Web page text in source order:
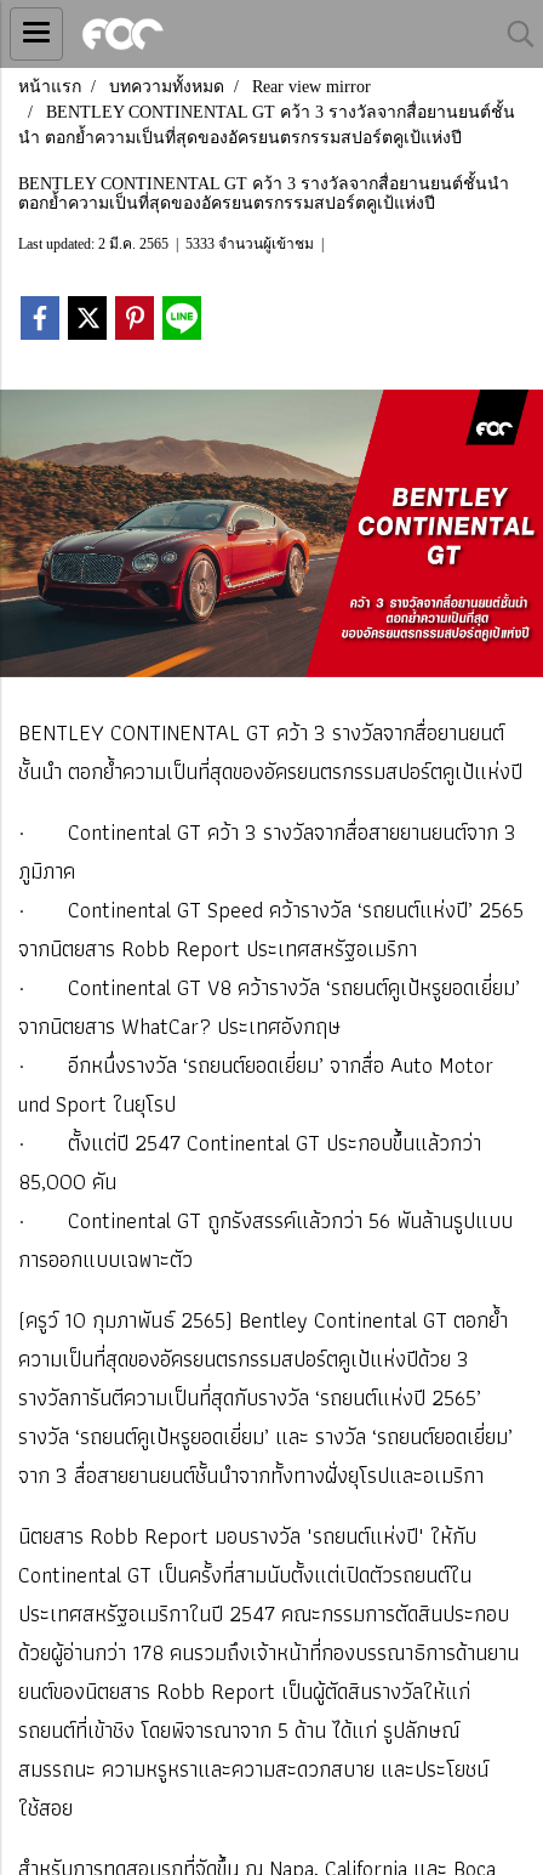
หน้าแรก บทความทั้งหมด
Rear view mirror
BENTLEY CONTINENTAL GT คว้า 3 รางวัลจากสื่อยานยนต์ชั้น
นำ ตอกย้ำความเป็นที่สุดของอัครยนตรกรรมสปอร์ตคูเป้แห่งปี
BENTLEY CONTINENTAL GT คว้า 3 รางวัลจากสื่อยานยนต์ชั้นนำ
ตอกย้ำความเป็นที่สุดของอัครยนตรกรรมสปอร์ตคูเป้แห่งปี
Last updated: 2 มี.ค. 2565 5333 จำนวนผู้เข้าชม
BENTLEY CONTINENTAL GT คว้า 3 รางวัลจากสื่อยานยนต์
ชั้นนำ ตอกย้ำความเป็นที่สุดของอัครยนตรกรรมสปอร์ตคูเป้แห่งปี
· Continental GT คว้า 3 รางวัลจากสื่อสายยานยนต์จาก 3
ภูมิภาค
· Continental GT Speed คว้ารางวัล ‘รถยนต์แห่งปี’ 2565
จากนิตยสาร Robb Report ประเทศสหรัฐอเมริกา
· Continental GT V8 คว้ารางวัล ‘รถยนต์คูเป้หรูยอดเยี่ยม’
จากนิตยสาร WhatCar? ประเทศอังกฤษ
· อีกหนึ่งรางวัล ‘รถยนต์ยอดเยี่ยม’ จากสื่อ Auto Motor
und Sport ในยุโรป
· ตั้งแต่ปี 2547 Continental GT ประกอบขึ้นแล้วกว่า
85,000 คัน
· Continental GT ถูกรังสรรค์แล้วกว่า 56 พันล้านรูปแบบ
การออกแบบเฉพาะตัว
(ครูว์ 10 กุมภาพันธ์ 2565) Bentley Continental GT ตอกย้ำ
ความเป็นที่สุดของอัครยนตรกรรมสปอร์ตคูเป้แห่งปีด้วย 3
รางวัลการันตีความเป็นที่สุดกับรางวัล ‘รถยนต์แห่งปี 2565’
รางวัล ‘รถยนต์คูเป้หรูยอดเยี่ยม’ และ รางวัล ‘รถยนต์ยอดเยี่ยม’
จาก 3 สื่อสายยานยนต์ชั้นนำจากทั้งทางฝั่งยุโรปและอเมริกา
นิตยสาร Robb Report มอบรางวัล "รถยนต์แห่งปี" ให้กับ
Continental GT เป็นครั้งที่สามนับตั้งแต่เปิดตัวรถยนต์ใน
ประเทศสหรัฐอเมริกาในปี 2547 คณะกรรมการตัดสินประกอบ
ด้วยผู้อ่านกว่า 178 คนรวมถึงเจ้าหน้าที่กองบรรณาธิการด้านยาน
ยนต์ของนิตยสาร Robb Report เป็นผู้ตัดสินรางวัลให้แก่
รถยนต์ที่เข้าชิง โดยพิจารณาจาก 5 ด้าน ได้แก่ รูปลักษณ์
สมรรถนะ ความหรูหราและความสะดวกสบาย และประโยชน์
ใช้สอย
สำหรับการทดสอบรถที่จัดขึ้น ณ Napa, California และ Boca